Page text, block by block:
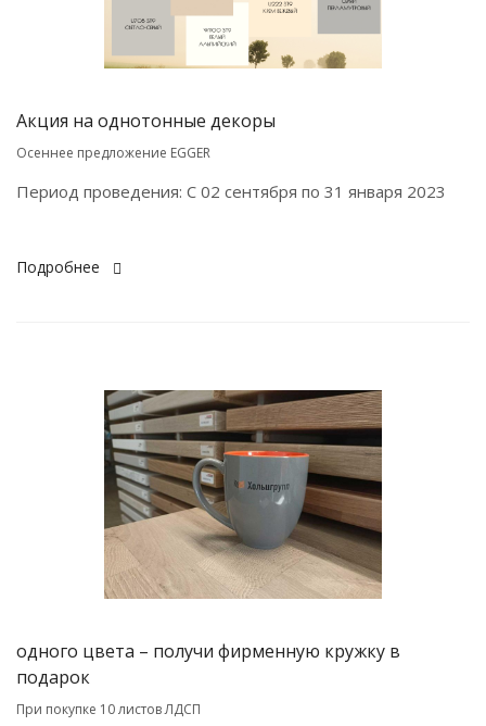
Акция на однотонные декоры
Осеннее предложение EGGER
Период проведения: С 02 сентября по 31 января 2023
Подробнее
одного цвета – получи фирменную кружку в
подарок
При покупке 10 листов ЛДСП